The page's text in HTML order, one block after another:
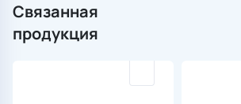
Связанная
продукция